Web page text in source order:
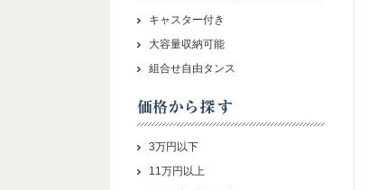
キャスター付き
大容量収納可能
組合せ自由タンス
3万円以下
11万円以上